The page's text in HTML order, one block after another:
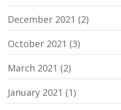
December 2021 (2)
October 2021 (3)
March 2021 (2)
January 2021 (1)